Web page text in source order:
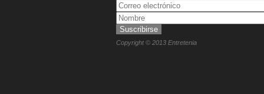
Copyright © 2013 Entretenia